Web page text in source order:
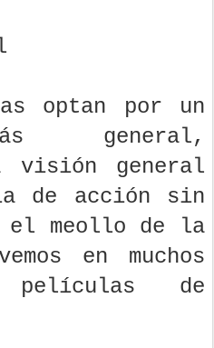
optan por un
general,
visión general
de acción sin
el meollo de la
en muchos
películas de